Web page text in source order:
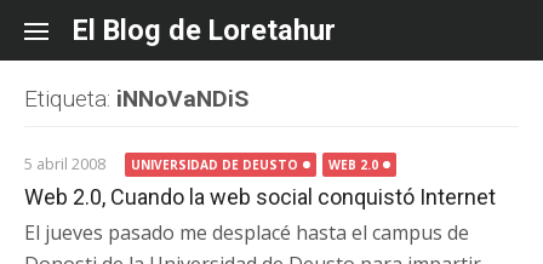
content
El Blog de Loretahur
Etiqueta: iNNoVaNDiS
5 abril 2008 UNIVERSIDAD DE DEUSTO WEB 2.0
Web 2.0, Cuando la web social conquistó Internet
El jueves pasado me desplacé hasta el campus de